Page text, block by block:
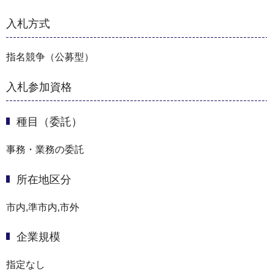
入札方式
指名競争（公募型）
入札参加資格
種目（委託）
事務・業務の委託
所在地区分
市内,準市内,市外
企業規模
指定なし